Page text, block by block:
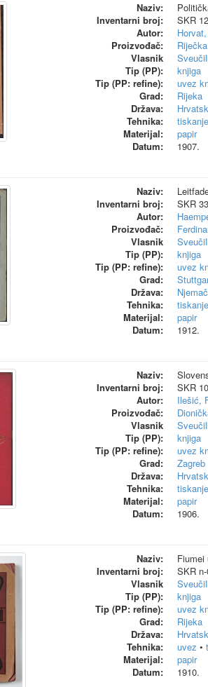
Naziv:
Inventarni broj:
SKR
Autor:
Proizvođač:
Vlasnik
Tip (PP):
knjiga
Tip (PP: refine):
uvez
Grad:
Rijeka
Država:
Tehnika:
tiskanje
Materijal:
papir
Datum:
1907.
Naziv:
Inventarni broj:
SKR
Autor:
Proizvođač:
Vlasnik
Tip (PP):
knjiga
Tip (PP: refine):
uvez
Grad:
Država:
Tehnika:
tiskanje
Materijal:
papir
Datum:
1912.
Naziv:
Inventarni broj:
SKR
Autor:
Ilešić,
Proizvođač:
Vlasnik
Tip (PP):
knjiga
Tip (PP: refine):
uvez
Grad:
Zagreb
Država:
Tehnika:
tiskanje
Materijal:
papir
Datum:
1906.
Naziv:
Inventarni broj:
SKR
Vlasnik
Tip (PP):
knjiga
Tip (PP: refine):
uvez
Grad:
Rijeka
Država:
Tehnika:
uvez •
Materijal:
papir
Datum:
1910.